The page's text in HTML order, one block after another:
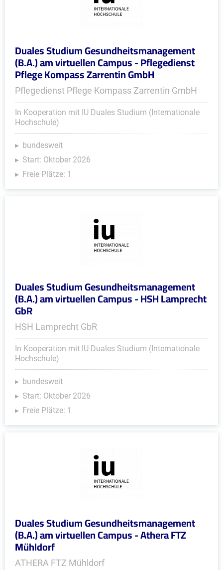
Duales Studium Gesundheitsmanagement
(B.A.) am virtuellen Campus - Pflegedienst
Pflege Kompass Zarrentin GmbH
Pflegedienst Pflege Kompass Zarrentin GmbH
In Kooperation mit IU Duales Studium (Internationale
Hochschule)
bundesweit
Start: Oktober 2026
Freie Plätze: 1
Duales Studium Gesundheitsmanagement
(B.A.) am virtuellen Campus - HSH Lamprecht
GbR
HSH Lamprecht GbR
In Kooperation mit IU Duales Studium (Internationale
Hochschule)
bundesweit
Start: Oktober 2026
Freie Plätze: 1
Duales Studium Gesundheitsmanagement
(B.A.) am virtuellen Campus - Athera FTZ
Mühldorf
ATHERA FTZ Mühldorf